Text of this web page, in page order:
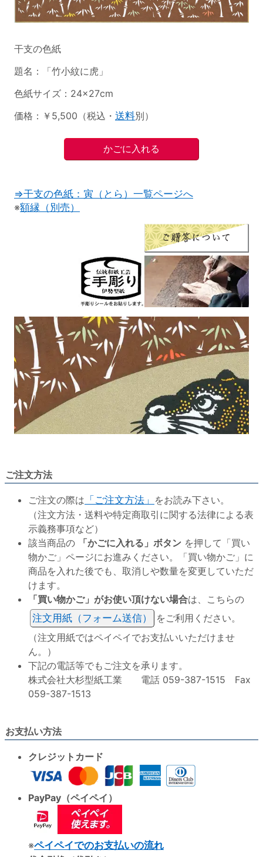
干支の色紙
題名：「竹小紋に虎」
色紙サイズ：24×27cm
価格：￥5,500（税込・ 送料別）
⇒干支の色紙：寅（とら）一覧ページへ
※額縁（別売）
ご注文方法
ご注文の際は 「ご注文方法」 をお読み下さい。
（注文方法・送料や特定商取引に関する法律による表
示義務事項など）
該当商品の
「かごに入れる」ボタン を押して「買い
物かご」ページにお進みください。「買い物かご」に
商品を入れた後でも、取消しや数量を変更していただ
けます。
「買い物かご」がお使い頂けない場合は、こちらの
注文用紙（フォーム送信）
をご利用ください。
（注文用紙ではペイペイでお支払いいただけませ
ん。）
下記の電話等でもご注文を承ります。
株式会社大杉型紙工業 電話 059-387-1515 Fax
059-387-1513
お支払い方法
クレジットカード
PayPay（ペイペイ）
※ペイペイでのお支払いの流れ